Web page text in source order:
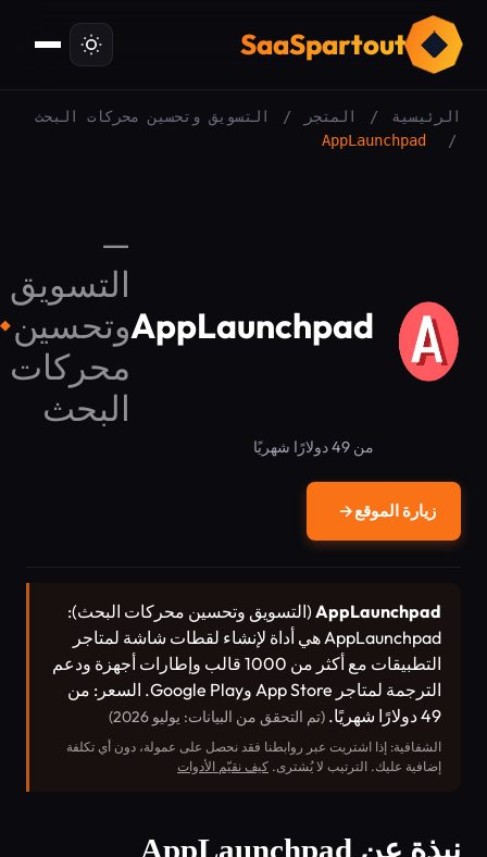
SaaSpartout
الرئيسية / المتجر /
التسويق وتحسين محركات البحث
/
AppLaunchpad
AppLaunchpad
—
التسويق
وتحسين
محركات
البحث
◆
من 49 دولارًا شهريًا
زيارة الموقع→
AppLaunchpad (التسويق وتحسين محركات البحث):
AppLaunchpad هي أداة لإنشاء لقطات شاشة لمتاجر
التطبيقات مع أكثر من 1000 قالب وإطارات أجهزة ودعم
الترجمة لمتاجر App Store وGoogle Play. السعر: من
49 دولارًا شهريًا.
(تم التحقق من البيانات: يوليو 2026)
الشفافية: إذا اشتريت عبر روابطنا فقد نحصل على عمولة، دون أي تكلفة
إضافية عليك. الترتيب لا يُشترى. كيف نقيّم الأدوات
نبذة عن AppLaunchpad